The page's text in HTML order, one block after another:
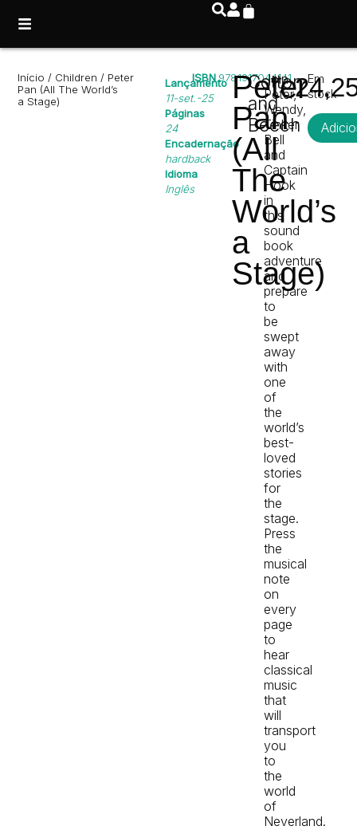
Início / Children / Peter
Pan (All The World’s
a Stage)
Lançamento
11-set.-25
Páginas
24
Encadernação
hardback
Idioma
Inglês
ISBN9781917044141
Peter
Pan
(All
The
World’s
a
Stage)
Cotton
and
Beech
Join
Peter,
Wendy,
Tinker
Bell
and
Captain
Hook
in
this
sound
book
adventure
and
prepare
to
be
swept
away
with
one
of
the
world’s
best-
loved
stories
for
the
stage.
Press
the
musical
note
on
every
page
to
hear
classical
music
that
will
transport
you
to
the
world
of
Neverland.
Em
stock